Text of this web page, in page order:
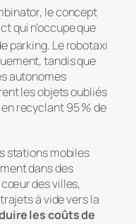
le concept
qui n’occupe que
parking. Le robotaxi
tandis que
autonomes
les objets oubliés
recyclant 95 % de
stations mobiles
dans des
des villes,
à vide vers la
les coûts de